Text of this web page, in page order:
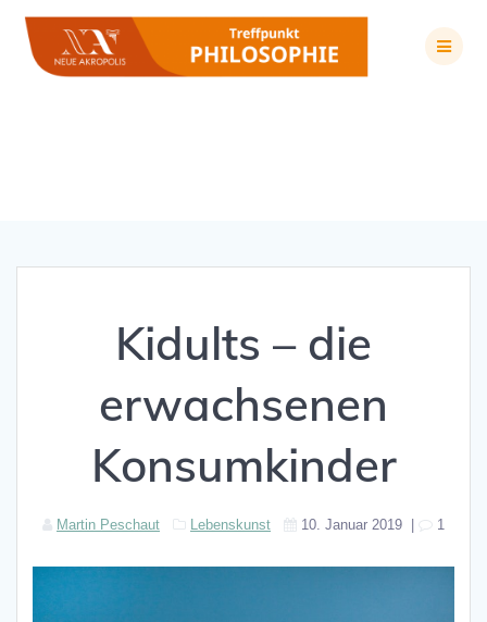
Inhalt
springen
Kidults – die
erwachsenen
Konsumkinder
Martin Peschaut Lebenskunst 10. Januar 2019 1